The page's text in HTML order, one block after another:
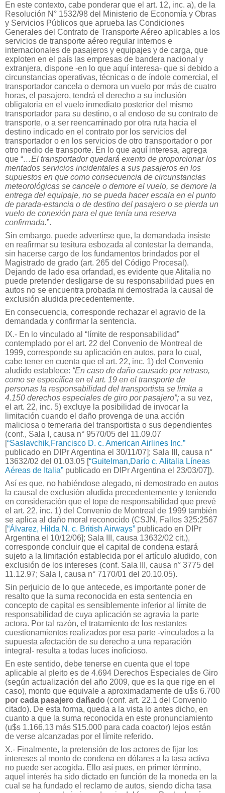
En este contexto, cabe ponderar que el art. 12, inc. a), de la
Resolución N° 1532/98 del Ministerio de Economía y Obras
y Servicios Públicos que aprueba las Condiciones
Generales del Contrato de Transporte Aéreo aplicables a los
servicios de transporte aéreo regular internos e
internacionales de pasajeros y equipajes y de carga, que
exploten en el país las empresas de bandera nacional y
extranjera, dispone -en lo que aquí interesa- que si debido a
circunstancias operativas, técnicas o de índole comercial, el
transportador cancela o demora un vuelo por más de cuatro
horas, el pasajero, tendrá el derecho a su inclusión
obligatoria en el vuelo inmediato posterior del mismo
transportador para su destino, o al endoso de su contrato de
transporte, o a ser reencaminado por otra ruta hacia el
destino indicado en el contrato por los servicios del
transportador o en los servicios de otro transportador o por
otro medio de transporte. En lo que aquí interesa, agrega
que “…El transportador quedará exento de proporcionar los
mentados servicios incidentales a sus pasajeros en los
supuestos en que como consecuencia de circunstancias
meteorológicas se cancele o demore el vuelo, se demore la
entrega del equipaje, no se pueda hacer escala en el punto
de parada-estancia o de destino del pasajero o se pierda un
vuelo de conexión para el que tenía una reserva
confirmada.”.
Sin embargo, puede advertirse que, la demandada insiste
en reafirmar su tesitura esbozada al contestar la demanda,
sin hacerse cargo de los fundamentos brindados por el
Magistrado de grado (art. 265 del Código Procesal).
Dejando de lado esa orfandad, es evidente que Alitalia no
puede pretender desligarse de su responsabilidad pues en
autos no se encuentra probada ni demostrada la causal de
exclusión aludida precedentemente.
En consecuencia, corresponde rechazar el agravio de la
demandada y confirmar la sentencia.
IX.- En lo vinculado al “límite de responsabilidad”
contemplado por el art. 22 del Convenio de Montreal de
1999, corresponde su aplicación en autos, para lo cual,
cabe tener en cuenta que el art. 22, inc. 1) del Convenio
aludido establece: “En caso de daño causado por retraso,
como se específica en el art. 19 en el transporte de
personas la responsabilidad del transportista se limita a
4.150 derechos especiales de giro por pasajero”; a su vez,
el art. 22, inc. 5) excluye la posibilidad de invocar la
limitación cuando el daño provenga de una acción
maliciosa o temeraria del transportista o sus dependientes
(conf., Sala I, causa n° 9570/05 del 11.09.07
[“Saslavchik,Francisco D. c. American Airlines Inc.”
publicado en DIPr Argentina el 30/11/07]; Sala III, causa n°
13632/02 del 01.03.05 [“Guitelman,Darío c. Alitalia Líneas
Aéreas de Italia” publicado en DIPr Argentina el 23/03/07]).
Así es que, no habiéndose alegado, ni demostrado en autos
la causal de exclusión aludida precedentemente y teniendo
en consideración que el tope de responsabilidad que prevé
el art. 22, inc. 1) del Convenio de Montreal de 1999 también
se aplica al daño moral reconocido (CSJN, Fallos 325:2567
[“Álvarez, Hilda N. c. British Airways” publicado en DIPr
Argentina el 10/12/06]; Sala III, causa 13632/02 cit.),
corresponde concluir que el capital de condena estará
sujeto a la limitación establecida por el artículo aludido, con
exclusión de los intereses (conf. Sala III, causa n° 3775 del
11.12.97; Sala I, causa n° 7170/01 del 20.10.05).
Sin perjuicio de lo que antecede, es importante poner de
resalto que la suma reconocida en esta sentencia en
concepto de capital es sensiblemente inferior al límite de
responsabilidad de cuya aplicación se agravia la parte
actora. Por tal razón, el tratamiento de los restantes
cuestionamientos realizados por esa parte -vinculados a la
supuesta afectación de su derecho a una reparación
integral- resulta a todas luces inoficioso.
En este sentido, debe tenerse en cuenta que el tope
aplicable al pleito es de 4.694 Derechos Especiales de Giro
(según actualización del año 2009, que es la que rige en el
caso), monto que equivale a aproximadamente de u$s 6.700
por cada pasajero dañado (conf. art. 22.1 del Convenio
citado). De esta forma, queda a la vista lo antes dicho, en
cuanto a que la suma reconocida en este pronunciamiento
(u$s 1.166,13 más $15.000 para cada coactor) lejos están
de verse alcanzadas por el límite referido.
X.- Finalmente, la pretensión de los actores de fijar los
intereses al monto de condena en dólares a la tasa activa
no puede ser acogida. Ello así pues, en primer término,
aquel interés ha sido dictado en función de la moneda en la
cual se ha fundado el reclamo de autos, siendo dicha tasa